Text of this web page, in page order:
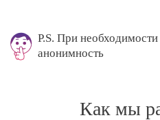
P.S. При
анонимность
Как мы